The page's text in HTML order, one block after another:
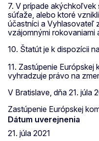
7. V prípade
súťaže, alebo ktoré
účastníci a Vyhlasovateľ
vzájomnými rokovaniami
10. Štatút je k dispozícii
11. Zastúpenie Európskej
vyhradzuje právo na
V Bratislave, dňa 21. júla
Zastúpenie Európskej
Dátum uverejnenia
21. júla 2021